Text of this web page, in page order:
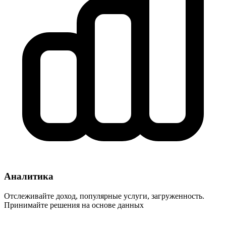
Аналитика
Отслеживайте доход, популярные услуги, загруженность.
Принимайте решения на основе данных